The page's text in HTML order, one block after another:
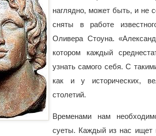
наглядно, может быть, и не
сняты в работе
Оливера Стоуна.
котором каждый
узнать самого себя. С
как и у исторических,
столетий.
Временами нам
суеты. Каждый из нас ищет